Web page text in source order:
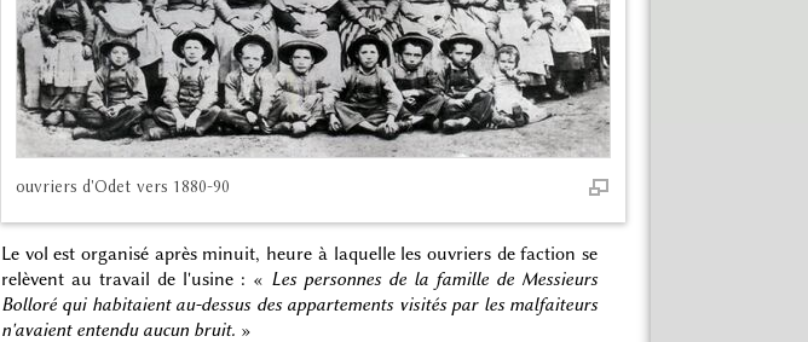
ouvriers d'Odet vers 1880-90
Le vol est organisé après minuit, heure à laquelle les ouvriers de faction se
relèvent au travail de l'usine : « Les personnes de la famille de Messieurs
Bolloré qui habitaient au-dessus des appartements visités par les malfaiteurs
n'avaient entendu aucun bruit. »